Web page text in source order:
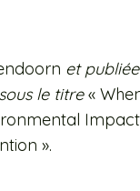
et
sous le titre«
».